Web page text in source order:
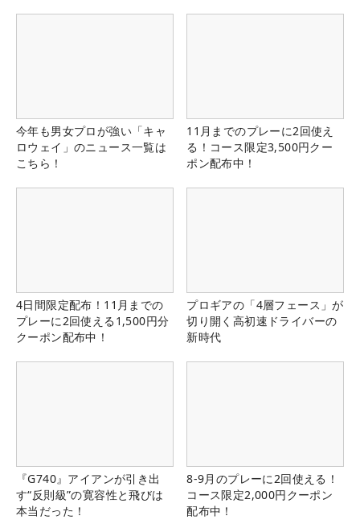
今年も男女プロが強い「キャ
ロウェイ」のニュース一覧は
こちら！
11月までのプレーに2回使え
る！コース限定3,500円クー
ポン配布中！
4日間限定配布！11月までの
プレーに2回使える1,500円分
クーポン配布中！
プロギアの「4層フェース」が
切り開く高初速ドライバーの
新時代
『G740』アイアンが引き出
す“反則級”の寛容性と飛びは
本当だった！
8-9月のプレーに2回使える！
コース限定2,000円クーポン
配布中！